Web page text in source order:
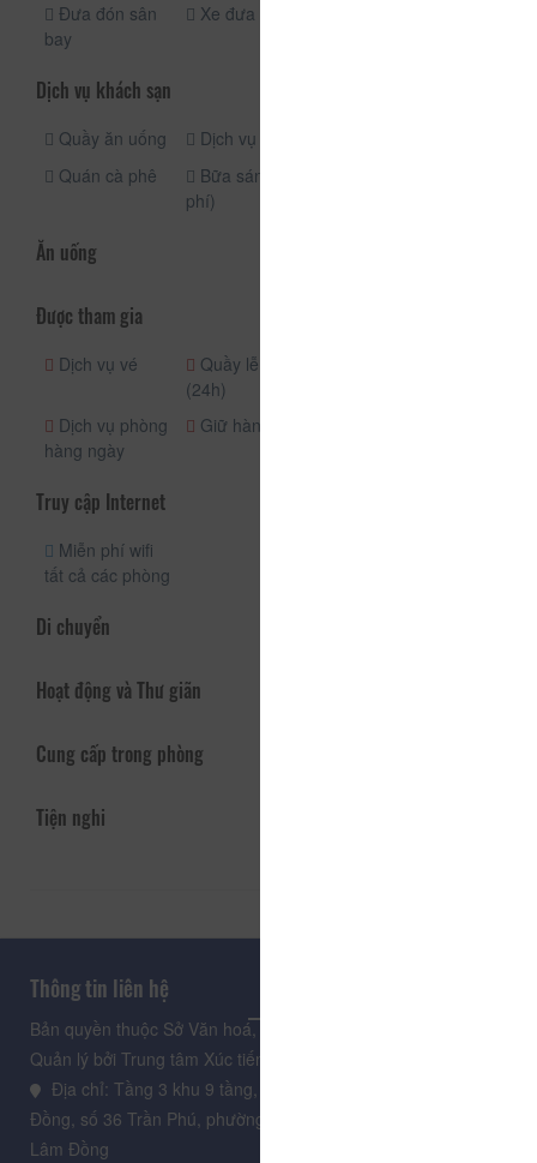
Đưa đón sân
bay
Xe đưa đón
Dịch vụ khách sạn
Quầy ăn uống Dịch vụ giặt ủi
Quán cà phê
Bữa sáng (Trả
phí)
Ăn uống
Được tham gia
Dịch vụ vé
Quầy lễ tân
(24h)
Dịch vụ phòng
hàng ngày
Giữ hành lý
Truy cập Internet
Miễn phí wifi
tất cả các phòng
Di chuyển
Hoạt động và Thư giãn
Cung cấp trong phòng
Tiện nghi
Thông tin liên hệ
Bản quyền thuộc Sở Văn hoá, Thể thao và Du lịch Lâm Đồng.
Quản lý bởi Trung tâm Xúc tiến Du lịch Lâm Đồng
Địa chỉ: Tầng 3 khu 9 tầng, Trung tâm Hành chính tỉnh Lâm
Đồng, số 36 Trần Phú, phường Xuân Hương - Đà Lạt, tỉnh
Lâm Đồng